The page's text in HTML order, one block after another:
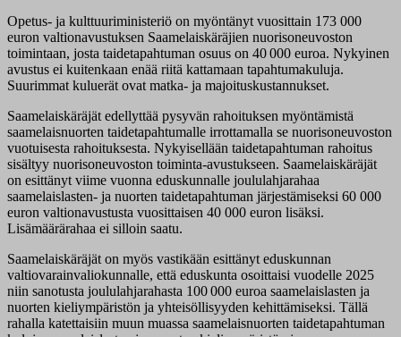
Opetus- ja kulttuuriministeriö on myöntänyt vuosittain 173 000
euron valtionavustuksen Saamelaiskäräjien nuorisoneuvoston
toimintaan, josta taidetapahtuman osuus on 40 000 euroa. Nykyinen
avustus ei kuitenkaan enää riitä kattamaan tapahtumakuluja.
Suurimmat kuluerät ovat matka- ja majoituskustannukset.
Saamelaiskäräjät edellyttää pysyvän rahoituksen myöntämistä
saamelaisnuorten taidetapahtumalle irrottamalla se nuorisoneuvoston
vuotuisesta rahoituksesta. Nykyisellään taidetapahtuman rahoitus
sisältyy nuorisoneuvoston toiminta-avustukseen. Saamelaiskäräjät
on esittänyt viime vuonna eduskunnalle joululahjarahaa
saamelaislasten- ja nuorten taidetapahtuman järjestämiseksi 60 000
euron valtionavustusta vuosittaisen 40 000 euron lisäksi.
Lisämäärärahaa ei silloin saatu.
Saamelaiskäräjät on myös vastikään esittänyt eduskunnan
valtiovarainvaliokunnalle, että eduskunta osoittaisi vuodelle 2025
niin sanotusta joululahjarahasta 100 000 euroa saamelaislasten ja
nuorten kieliympäristön ja yhteisöllisyyden kehittämiseksi. Tällä
rahalla katettaisiin muun muassa saamelaisnuorten taidetapahtuman